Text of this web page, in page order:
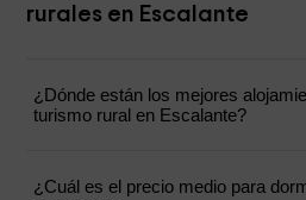
rurales en Escalante
¿Dónde están los mejores
turismo rural en Escalante?
¿Cuál es el precio medio para